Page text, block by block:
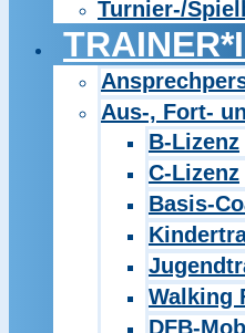
Turnier-/
Aus-, Fort-
B-Lizenz
C-Lizenz
Basis-
Walking
DFB-